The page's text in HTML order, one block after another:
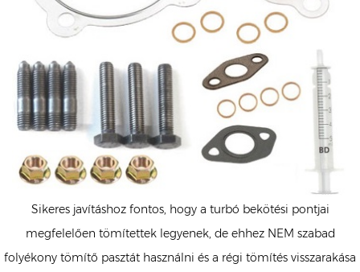
Sikeres javításhoz fontos, hogy a turbó bekötési pontjai
megfelelően tömítettek legyenek, de ehhez NEM szabad
folyékony tömítő pasztát használni és a régi tömítés visszarakása